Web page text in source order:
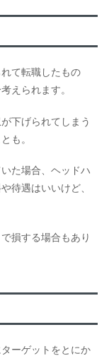
て転職したもの
えられます。
下げられてしまう
も。
た場合、ヘッドハ
待遇はいいけど、
損する場合もあり
ーゲットをとにか